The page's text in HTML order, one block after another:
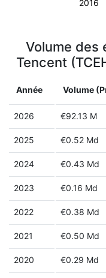
2016
Volume des
Tencent
Année Volume
2026 €92.13 M
2025 €0.52 Md
2024 €0.43 Md
2023 €0.16 Md
2022 €0.38 Md
2021 €0.50 Md
2020 €0.29 Md